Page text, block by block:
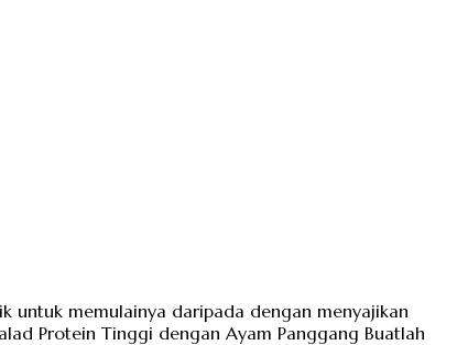
untuk memulainya daripada dengan menyajikan
Protein Tinggi dengan Ayam Panggang Buatlah